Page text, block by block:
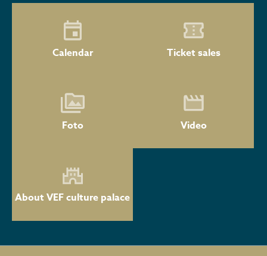
Calendar Ticket sales
Foto Video
About VEF culture palace